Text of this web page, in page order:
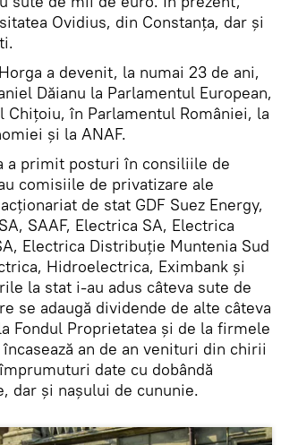
Ovidius, din Constanţa, dar şi
a devenit, la numai 23 de ani,
Dăianu la Parlamentul European,
Chiţoiu, în Parlamentul României, la
şi la ANAF.
a primit posturi în consiliile de
comisiile de privatizare ale
de stat GDF Suez Energy,
SAAF, Electrica SA, Electrica
Electrica Distribuţie Muntenia Sud
Hidroelectrica, Eximbank şi
la stat i-au adus câteva sute de
se adaugă dividende de alte câteva
Fondul Proprietatea şi de la firmele
an de an venituri din chirii
date cu dobândă
dar şi naşului de cununie.